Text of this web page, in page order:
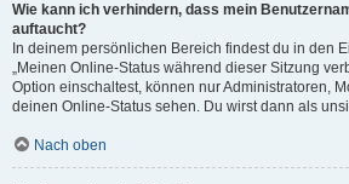
Wie kann ich verhindern, dass mein
auftaucht?
In deinem persönlichen Bereich findest du in den
„Meinen Online-Status während dieser Sitzung
Option einschaltest, können nur Administratoren,
deinen Online-Status sehen. Du wirst dann als
Nach oben